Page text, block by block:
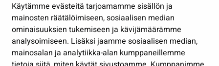
Käytämme evästeitä tarjoamamme sisällön ja
mainosten räätälöimiseen, sosiaalisen median
ominaisuuksien tukemiseen ja kävijämäärämme
analysoimiseen. Lisäksi jaamme sosiaalisen median,
mainosalan ja analytiikka-alan kumppaneillemme
Työ ja yrittäminen
Osallistu ja asioi
Näytä omat evästeasetukseni